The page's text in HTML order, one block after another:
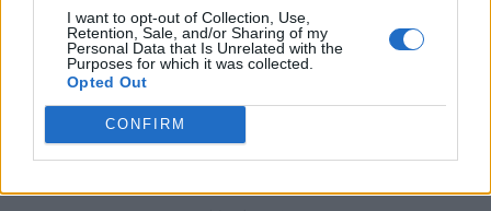
I want to opt-out of Collection, Use,
Retention, Sale, and/or Sharing of my
Personal Data that Is Unrelated with the
Purposes for which it was collected.
Opted Out
CONFIRM